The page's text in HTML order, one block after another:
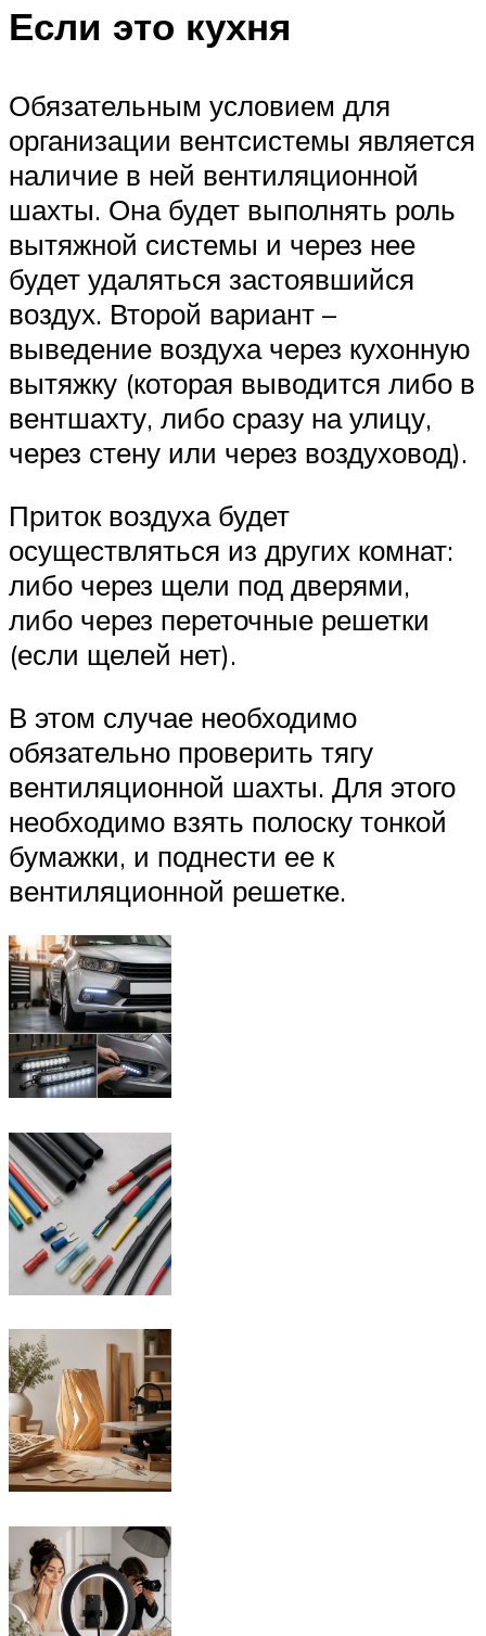
Если это кухня
Обязательным условием для
организации вентсистемы является
наличие в ней вентиляционной
шахты. Она будет выполнять роль
вытяжной системы и через нее
будет удаляться застоявшийся
воздух. Второй вариант –
выведение воздуха через кухонную
вытяжку (которая выводится либо в
вентшахту, либо сразу на улицу,
через стену или через воздуховод).
Приток воздуха будет
осуществляться из других комнат:
либо через щели под дверями,
либо через переточные решетки
(если щелей нет).
В этом случае необходимо
обязательно проверить тягу
вентиляционной шахты. Для этого
необходимо взять полоску тонкой
бумажки, и поднести ее к
вентиляционной решетке.